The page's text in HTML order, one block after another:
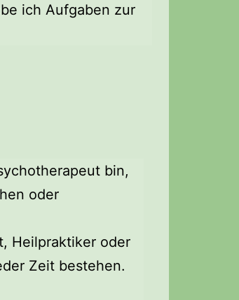
ich Aufgaben zur
bin,
oder
Heilpraktiker oder
Zeit bestehen.